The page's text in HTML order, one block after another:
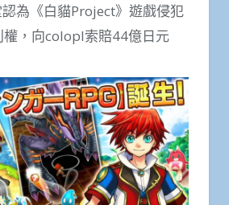
為《白貓Project》遊戲侵犯
權，向colopl索賠44億日元